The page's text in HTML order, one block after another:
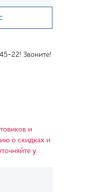
22! Звоните!
и
о скидках и
у